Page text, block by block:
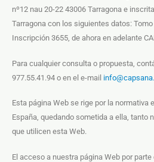
nº12 nau 20-22 43006 Tarragona e
Tarragona con los siguientes datos:
Inscripción 3655, de ahora en adelante
Para cualquier consulta o propuesta,
977.55.41.94 o en el e-mail
Esta página Web se rige por la normativa
España, quedando sometida a ella, tanto
que utilicen esta Web.
El acceso a nuestra página Web por parte